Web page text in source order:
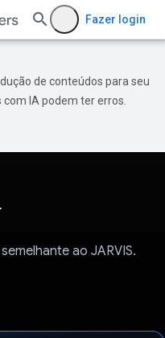
Fazer login
de conteúdos para seu
IA podem ter erros.
ao JARVIS.